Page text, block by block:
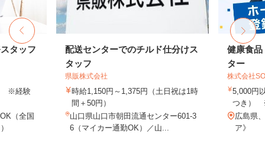
タッフ
※経験
（全国
配送センターでのチルド仕分けス
タッフ
県販株式会社
時給1,150円～1,375円（土日祝は1時
間＋50円）
山口県山口市朝田流通センター601-3
6（マイカー通勤OK）／山...
健康食品
ター
株式会社
5,000円
つき）
広島県
ア》